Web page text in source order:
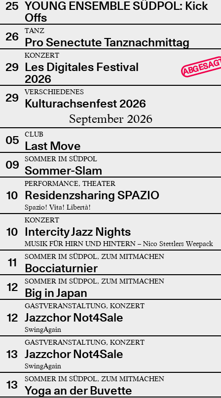
25 YOUNG ENSEMBLE SÜDPOL: Kick
Offs
26
TANZ
Pro Senectute Tanznachmittag
29
KONZERT
Les Digitales Festival
2026
29 VERSCHIEDENES
Kulturachsenfest 2026
September 2026
05 CLUB
Last Move
09
SOMMER IM SÜDPOL
Sommer-Slam
10
PERFORMANCE, THEATER
Residenzsharing SPAZIO
Spazio! Vita! Libertà!
10
KONZERT
Intercity Jazz Nights
MUSIK FÜR HIRN UND HINTERN – Nico Stettlers Weepack
11 SOMMER IM SÜDPOL, ZUM MITMACHEN
Bocciaturnier
12
SOMMER IM SÜDPOL, ZUM MITMACHEN
Big in Japan
12
GASTVERANSTALTUNG, KONZERT
Jazzchor Not4Sale
SwingAgain
13
GASTVERANSTALTUNG, KONZERT
Jazzchor Not4Sale
SwingAgain
13 SOMMER IM SÜDPOL, ZUM MITMACHEN
Yoga an der Buvette